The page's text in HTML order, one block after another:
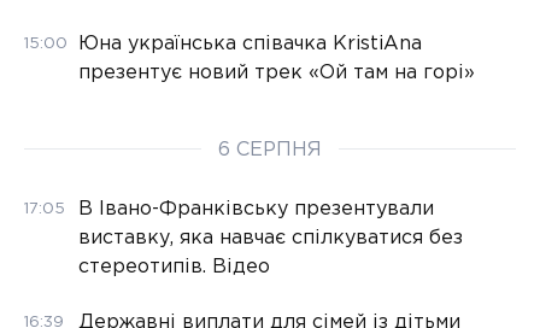
15:00
Юна українська співачка KristiAna
презентує новий трек «Ой там на горі»
6 СЕРПНЯ
17:05
В Івано-Франківську презентували
виставку, яка навчає спілкуватися без
стереотипів. Відео
16:39 Державні виплати для сімей із дітьми